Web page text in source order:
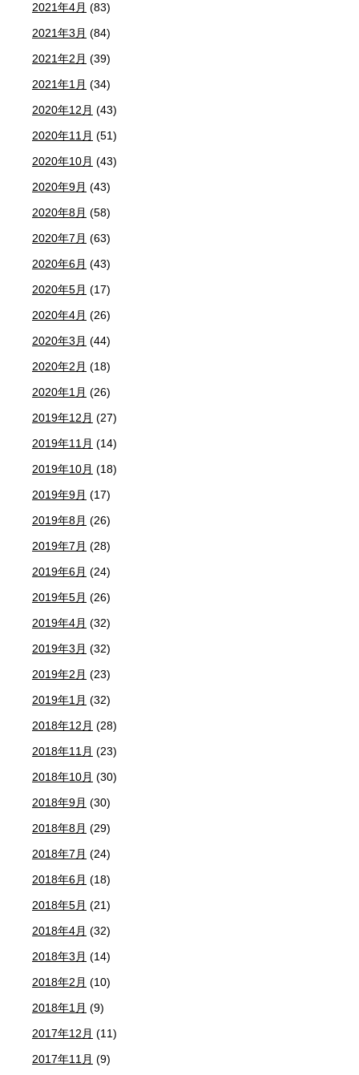
2021年4月 (83)
2021年3月 (84)
2021年2月 (39)
2021年1月 (34)
2020年12月 (43)
2020年11月 (51)
2020年10月 (43)
2020年9月 (43)
2020年8月 (58)
2020年7月 (63)
2020年6月 (43)
2020年5月 (17)
2020年4月 (26)
2020年3月 (44)
2020年2月 (18)
2020年1月 (26)
2019年12月 (27)
2019年11月 (14)
2019年10月 (18)
2019年9月 (17)
2019年8月 (26)
2019年7月 (28)
2019年6月 (24)
2019年5月 (26)
2019年4月 (32)
2019年3月 (32)
2019年2月 (23)
2019年1月 (32)
2018年12月 (28)
2018年11月 (23)
2018年10月 (30)
2018年9月 (30)
2018年8月 (29)
2018年7月 (24)
2018年6月 (18)
2018年5月 (21)
2018年4月 (32)
2018年3月 (14)
2018年2月 (10)
2018年1月 (9)
2017年12月 (11)
2017年11月 (9)